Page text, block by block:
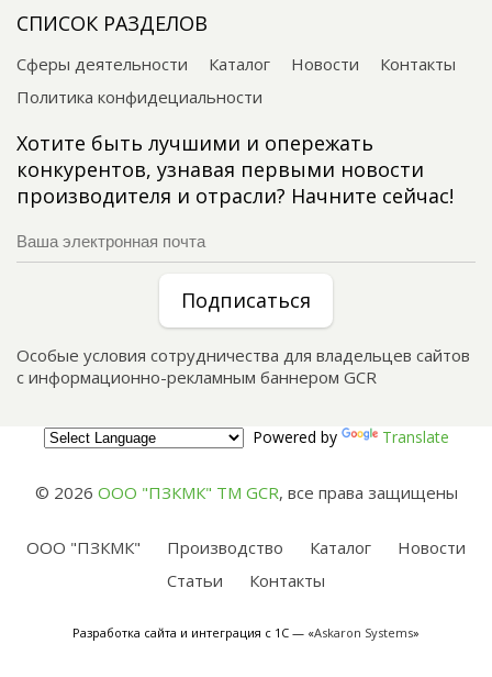
СПИСОК РАЗДЕЛОВ
Сферы деятельности Каталог Новости
Контакты
Политика конфидециальности
Хотите быть лучшими и опережать
конкурентов, узнавая первыми новости
производителя и отрасли? Начните сейчас!
Подписаться
Особые условия сотрудничества для владельцев сайтов
с информационно-рекламным баннером GCR
Powered by Translate
© 2026 ООО "ПЗКМК" TM GCR, все права защищены
ООО "ПЗКМК" Производство Каталог
Новости
Статьи
Контакты
Разработка сайта и интеграция с 1С — «Askaron Systems»